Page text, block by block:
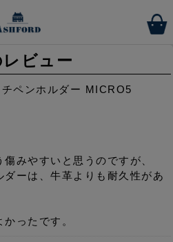
ビュー
ペンホルダー MICRO5
みやすいと思うのですが、
ーは、牛革よりも耐久性があ
ったです。